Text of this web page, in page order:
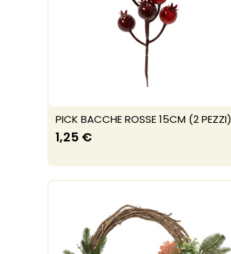
PICK BACCHE ROSSE 15CM (2 PEZZI)
1,25 €